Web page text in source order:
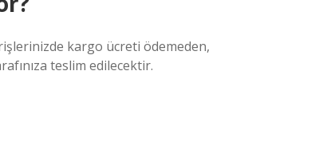
kargo ücreti ödemeden,
teslim edilecektir.